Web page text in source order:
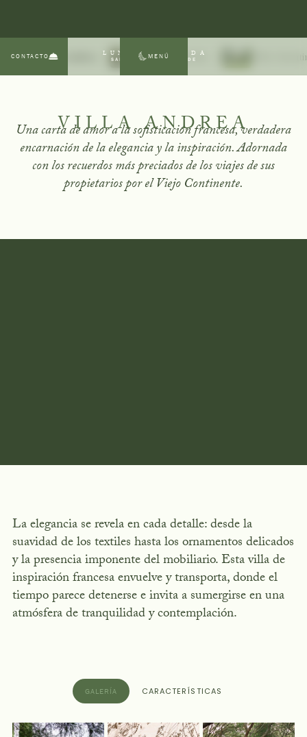
LUNA ESCONDIDA
SAN MIGUEL DE ALLENDE
MENÚ
CONTACTOVilla Andrea Villa Alexandria Villa
VILLA ANDREA
Una carta de amor a la sofisticación francesa, verdadera
encarnación de la elegancia y la inspiración. Adornada
con los recuerdos más preciados de los viajes de sus
propietarios por el Viejo Continente.
La elegancia se revela en cada detalle: desde la
suavidad de los textiles hasta los ornamentos delicados
y la presencia imponente del mobiliario. Esta villa de
inspiración francesa envuelve y transporta, donde el
tiempo parece detenerse e invita a sumergirse en una
atmósfera de tranquilidad y contemplación.
GALERÍA CARACTERÍSTICAS